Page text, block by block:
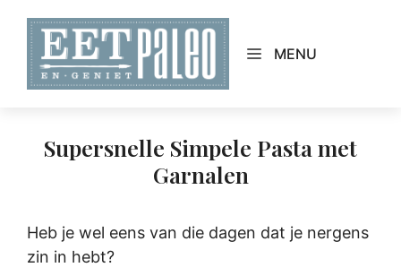
content
MENU
Supersnelle Simpele Pasta met
Garnalen
Heb je wel eens van die dagen dat je nergens
zin in hebt?